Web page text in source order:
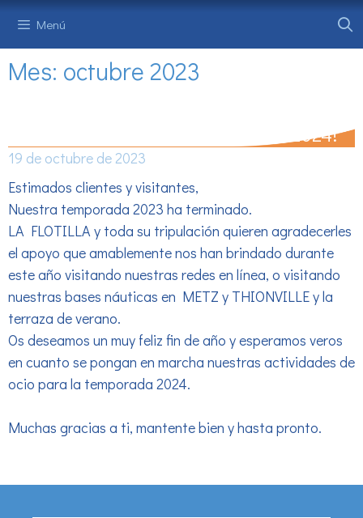
Saltar
contenido
Menú
Mes: octubre 2023
Adiós 2023, no puedo esperar a 2024!
19 de octubre de 2023
Estimados clientes y visitantes,
Nuestra temporada 2023 ha terminado.
LA FLOTILLA y toda su tripulación quieren agradecerles
el apoyo que amablemente nos han brindado durante
este año visitando nuestras redes en línea, o visitando
nuestras bases náuticas en METZ y THIONVILLE y la
terraza de verano.
Os deseamos un muy feliz fin de año y esperamos veros
en cuanto se pongan en marcha nuestras actividades de
ocio para la temporada 2024.
Muchas gracias a ti, mantente bien y hasta pronto.